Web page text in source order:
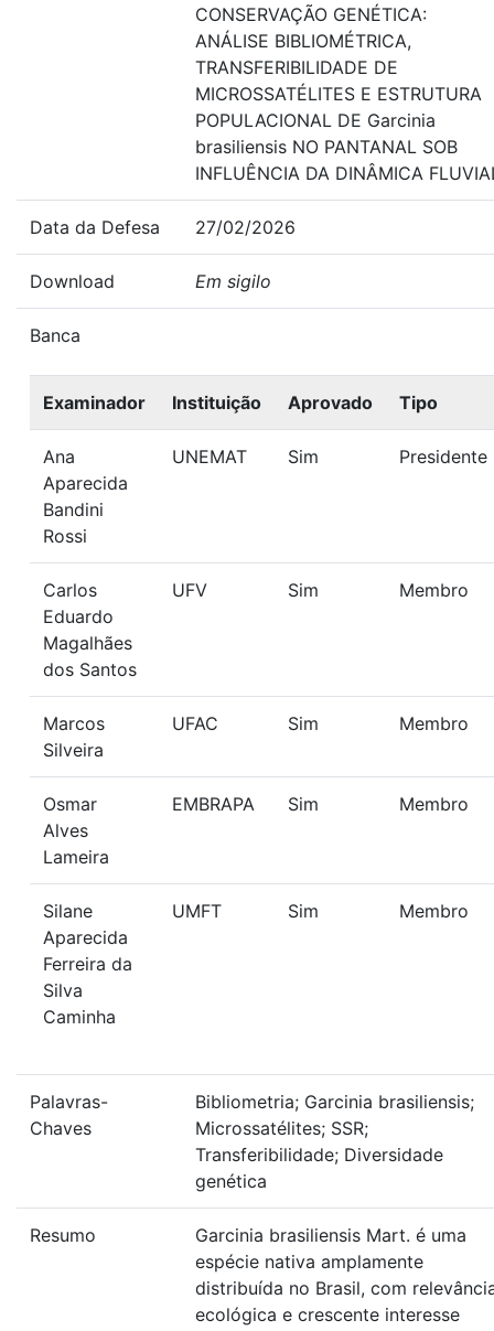
CONSERVAÇÃO GENÉTICA:
ANÁLISE BIBLIOMÉTRICA,
TRANSFERIBILIDADE DE
MICROSSATÉLITES E ESTRUTURA
POPULACIONAL DE Garcinia
brasiliensis NO PANTANAL SOB
INFLUÊNCIA DA DINÂMICA
Data da Defesa 27/02/2026
Download Em sigilo
Banca
Examinador Instituição Aprovado Tipo
Ana
Aparecida
Bandini
Rossi
UNEMAT Sim Presidente
Carlos
Eduardo
Magalhães
dos Santos
UFV Sim Membro
Marcos
Silveira
UFAC Sim Membro
Osmar
Alves
Lameira
EMBRAPA Sim Membro
Silane
Aparecida
Ferreira da
Silva
Caminha
UMFT Sim Membro
Palavras-
Chaves
Bibliometria; Garcinia brasiliensis;
Microssatélites; SSR;
Transferibilidade; Diversidade
genética
Resumo
Garcinia brasiliensis Mart. é uma
espécie nativa amplamente
distribuída no Brasil, com
ecológica e crescente interesse